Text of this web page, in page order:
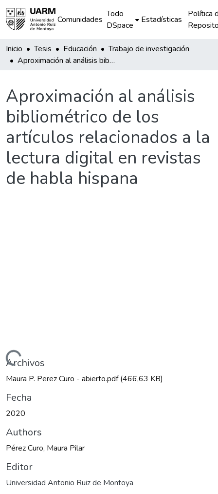
Comunidades
Todo
DSpace
Estadísticas
Política
Inicio Tesis Educación
Trabajo de investigación
Aproximación al análisis bibliométrico de los artículos relacionados a la lectura digital en revistas de habla hispana
Aproximación al análisis
bibliométrico de los
artículos relacionados a la
lectura digital en revistas
de habla hispana
Archivos
Maura P. Perez Curo - abierto.pdf(466,63 KB)
Fecha
2020
Authors
Pérez Curo, Maura Pilar
Editor
Universidad Antonio Ruiz de Montoya